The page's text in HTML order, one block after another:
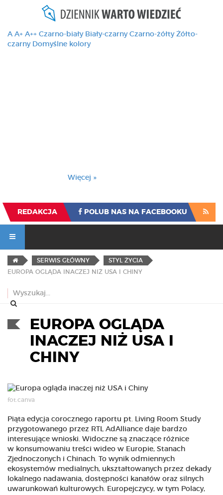
A A+ A++ Czarno-biały Biały-czarny Czarno-żółty Żółto-
czarny Domyślne kolory
Więcej »
REDAKCJA POLUB NAS NA FACEBOOKU
SERWIS GŁÓWNY
STYL ŻYCIA
EUROPA OGLĄDA INACZEJ NIŻ USA I CHINY
EUROPA OGLĄDA
INACZEJ NIŻ USA I
CHINY
fot.canva
Piąta edycja corocznego raportu pt. Living Room Study
przygotowanego przez RTL AdAlliance daje bardzo
interesujące wnioski. Widoczne są znaczące różnice
w konsumowaniu treści wideo w Europie, Stanach
Zjednoczonych i Chinach. To wynik odmiennych
ekosystemów medialnych, ukształtowanych przez dekady
lokalnego nadawania, dostępności kanałów oraz silnych
uwarunkowań kulturowych. Europejczycy, w tym Polacy,